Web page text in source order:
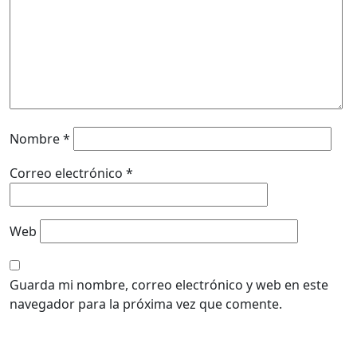
Nombre*
Correo electrónico *
Web
Guarda mi nombre, correo electrónico y web en este
navegador para la próxima vez que comente.